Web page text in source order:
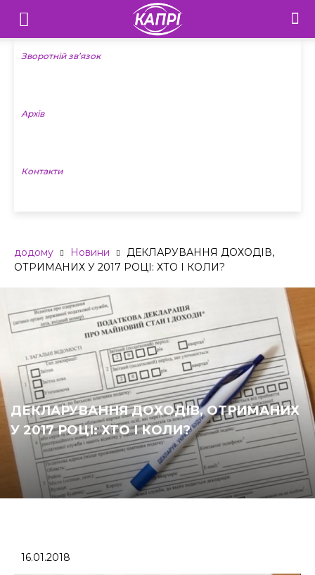
Телебачення
«Капрі»
Новини
Зворотній зв’язок
Архів
Контакти
додому Новини
ДЕКЛАРУВАННЯ ДОХОДІВ,
ОТРИМАНИХ У 2017 РОЦІ: ХТО І КОЛИ?
ДЕКЛАРУВАННЯ ДОХОДІВ, ОТРИМАНИХ
У 2017 РОЦІ: ХТО І КОЛИ?
16.01.2018